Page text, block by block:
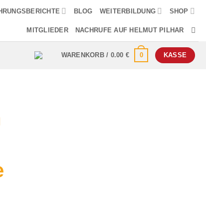
BLOG WEITERBILDUNG SHOP
MITGLIEDER NACHRUFE AUF HELMUT PILHAR
WARENKORB / 0.00 € 0 KASSE